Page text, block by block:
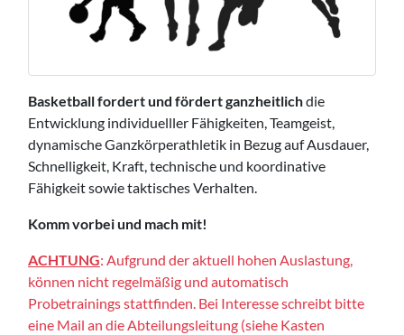
Basketball fordert und fördert ganzheitlichdie
Entwicklung individuelller Fähigkeiten, Teamgeist,
dynamische Ganzkörperathletik in Bezug auf Ausdauer,
Schnelligkeit, Kraft, technische und koordinative
Fähigkeit sowie taktisches Verhalten.
Komm vorbei und mach mit!
ACHTUNG: Aufgrund der aktuell hohen Auslastung,
können nicht regelmäßig und automatisch
Probetrainings stattfinden. Bei Interesse schreibt bitte
eine Mail an die Abteilungsleitung (siehe Kasten